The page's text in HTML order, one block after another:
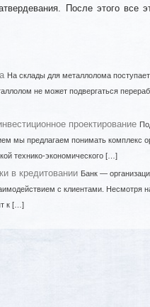
После этого все
На склады для металлолома
не может подвергаться
проектирование
мы предлагаем понимать комплекс
технико-экономического […]
в кредитовании Банк —
с клиентами. Несмотря
к […]